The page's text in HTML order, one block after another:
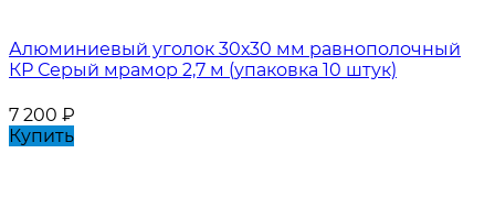
Алюминиевый уголок 30х30 мм равнополочный
КР Серый мрамор 2,7 м (упаковка 10 штук)
7 200 ₽
Купить